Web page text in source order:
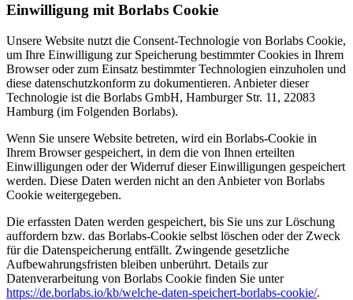
Einwilligung mit Borlabs Cookie
Unsere Website nutzt die Consent-Technologie von Borlabs Cookie,
um Ihre Einwilligung zur Speicherung bestimmter Cookies in Ihrem
Browser oder zum Einsatz bestimmter Technologien einzuholen und
diese datenschutzkonform zu dokumentieren. Anbieter dieser
Technologie ist die Borlabs GmbH, Hamburger Str. 11, 22083
Hamburg (im Folgenden Borlabs).
Wenn Sie unsere Website betreten, wird ein Borlabs-Cookie in
Ihrem Browser gespeichert, in dem die von Ihnen erteilten
Einwilligungen oder der Widerruf dieser Einwilligungen gespeichert
werden. Diese Daten werden nicht an den Anbieter von Borlabs
Cookie weitergegeben.
Die erfassten Daten werden gespeichert, bis Sie uns zur Löschung
auffordern bzw. das Borlabs-Cookie selbst löschen oder der Zweck
für die Datenspeicherung entfällt. Zwingende gesetzliche
Aufbewahrungsfristen bleiben unberührt. Details zur
Datenverarbeitung von Borlabs Cookie finden Sie unter
https://de.borlabs.io/kb/welche-daten-speichert-borlabs-cookie/.